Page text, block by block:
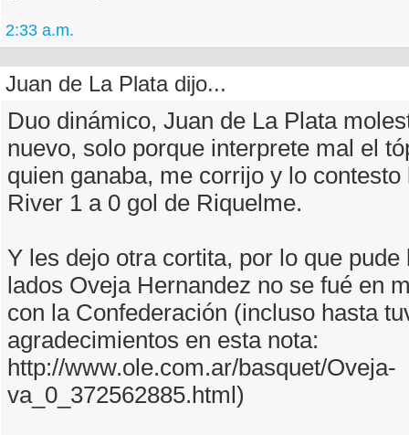
2:33 a.m.
Juan de La Plata dijo...
Duo dinámico, Juan de La Plata
nuevo, solo porque interprete mal el
quien ganaba, me corrijo y lo contesto
River 1 a 0 gol de Riquelme.
Y les dejo otra cortita, por lo que pude
lados Oveja Hernandez no se fué en
con la Confederación (incluso hasta
agradecimientos en esta nota:
http://www.ole.com.ar/basquet/Oveja-
va_0_372562885.html)